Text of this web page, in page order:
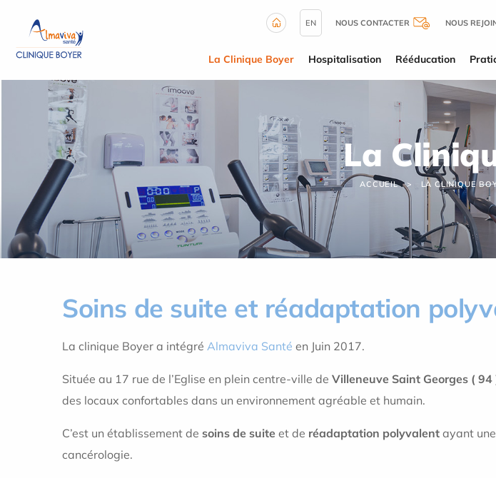
EN NOUS CONTACTER NOUS
La Clinique Boyer Hospitalisation Rééducation
La
ACCUEIL LA CLINIQUE
Soins de suite et réadaptation
La clinique Boyer a intégré Almaviva Santé en Juin 2017.
Située au 17 rue de l’Eglise en plein centre-ville de Villeneuve Saint Georges ( 94
des locaux confortables dans un environnement agréable et humain.
C’est un établissement de soins de suite et de réadaptation polyvalent ayant
cancérologie.